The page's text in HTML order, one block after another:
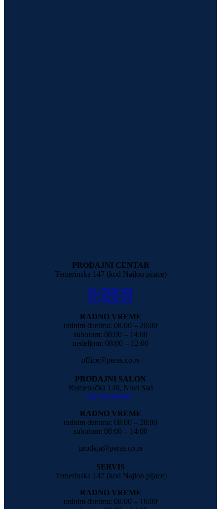
PRODAJNI CENTAR
Temerinska 147 (kod Najlon pijace)
021/3026-704
021/3026-705
RADNO VREME
radnim danima: 08:00 – 20:00
subotom: 08:00 – 14:00
nedeljom: 08:00 – 12:00
office@peras.co.rs
PRODAJNI SALON
Rumenačka 148, Novi Sad
021/654-6537
RADNO VREME
radnim danima: 08:00 – 20:00
subotom: 08:00 – 14:00
prodaja@peras.co.rs
SERVIS
Temerinska 147 (kod Najlon pijace)
RADNO VREME
radnim danima: 08:00 – 16:00